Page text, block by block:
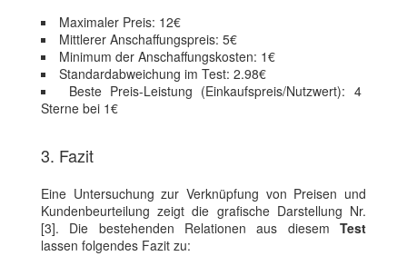
Maximaler Preis: 12€
Mittlerer Anschaffungspreis: 5€
Minimum der Anschaffungskosten: 1€
Standardabweichung im Test: 2.98€
Beste Preis-Leistung (Einkaufspreis/Nutzwert): 4
Sterne bei 1€
3. Fazit
Eine Untersuchung zur Verknüpfung von Preisen und
Kundenbeurteilung zeigt die grafische Darstellung Nr.
[3]. Die bestehenden Relationen aus diesem Test
lassen folgendes Fazit zu: